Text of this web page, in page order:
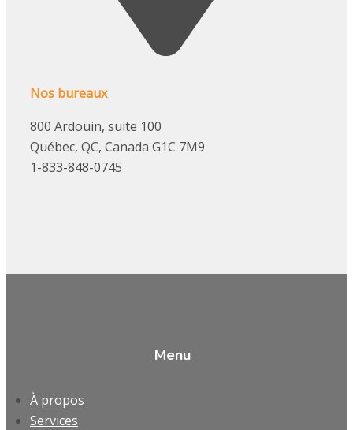
Nos bureaux
800 Ardouin, suite 100
Québec, QC, Canada G1C 7M9
1-833-848-0745
Menu
À propos
Services